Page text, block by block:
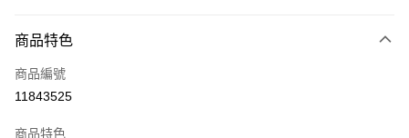
信用卡一次付款
超商取貨付款
商品特色
商品編號
11843525
商品特色